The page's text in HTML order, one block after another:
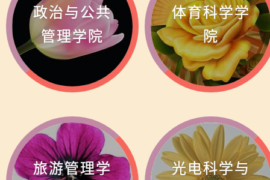
政治与公共
管理学院
体育科学学
院
旅游管理学
光电科学与